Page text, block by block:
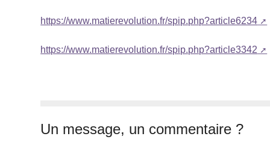
https://www.matierevolution.fr/spip.php?article6234
https://www.matierevolution.fr/spip.php?article3342
Un message, un commentaire ?